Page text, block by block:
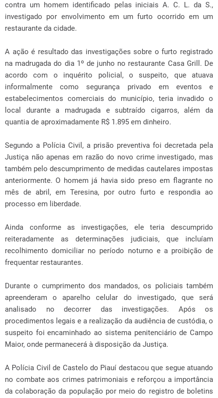
contra um homem identificado pelas iniciais A. C. L. da S.,
investigado por envolvimento em um furto ocorrido em um
restaurante da cidade.
A ação é resultado das investigações sobre o furto registrado
na madrugada do dia 1º de junho no restaurante Casa Grill. De
acordo com o inquérito policial, o suspeito, que atuava
informalmente como segurança privado em eventos e
estabelecimentos comerciais do município, teria invadido o
local durante a madrugada e subtraído cigarros, além da
quantia de aproximadamente R$ 1.895 em dinheiro.
Segundo a Polícia Civil, a prisão preventiva foi decretada pela
Justiça não apenas em razão do novo crime investigado, mas
também pelo descumprimento de medidas cautelares impostas
anteriormente. O homem já havia sido preso em flagrante no
mês de abril, em Teresina, por outro furto e respondia ao
processo em liberdade.
Ainda conforme as investigações, ele teria descumprido
reiteradamente as determinações judiciais, que incluíam
recolhimento domiciliar no período noturno e a proibição de
frequentar restaurantes.
Durante o cumprimento dos mandados, os policiais também
apreenderam o aparelho celular do investigado, que será
analisado no decorrer das investigações. Após os
procedimentos legais e a realização da audiência de custódia, o
suspeito foi encaminhado ao sistema penitenciário de Campo
Maior, onde permanecerá à disposição da Justiça.
A Polícia Civil de Castelo do Piauí destacou que segue atuando
no combate aos crimes patrimoniais e reforçou a importância
da colaboração da população por meio do registro de boletins